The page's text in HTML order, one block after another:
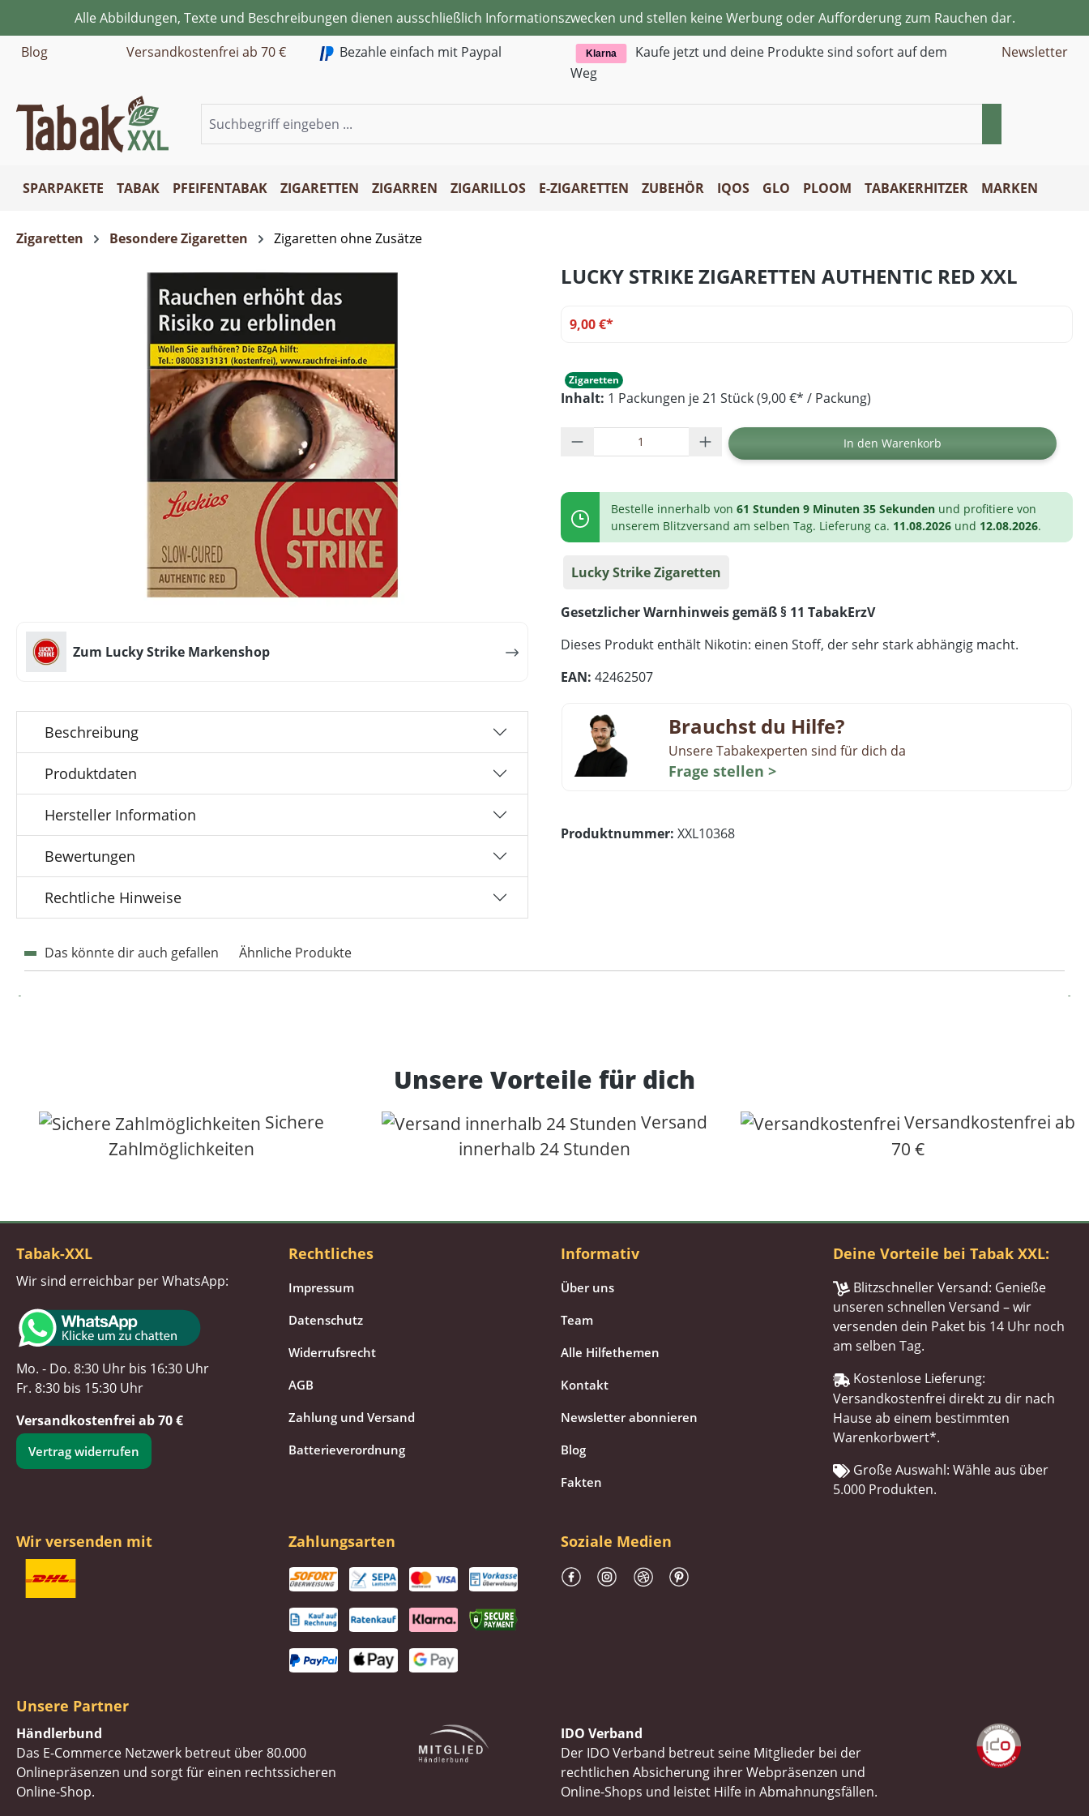
Hauptinhalt springen
Zur Suche springen
Zur Hauptnavigation springen
Alle Abbildungen, Texte und Beschreibungen dienen ausschließlich Informationszwecken und stellen keine Werbung oder Aufforderung zum Rauchen dar.
Blog
Versandkostenfrei ab 70 € Bezahle einfach mit Paypal Klarna
Kaufe jetzt und deine Produkte sind sofort auf dem
Weg
Newsletter
SPARPAKETE TABAK PFEIFENTABAK ZIGARETTEN ZIGARREN ZIGARILLOS E-ZIGARETTEN ZUBEHÖR IQOS GLO PLOOM TABAKERHITZER MARKEN
Zigaretten Besondere Zigaretten Zigaretten ohne Zusätze
Zum Lucky Strike Markenshop
Beschreibung
Produktdaten
Hersteller Information
Bewertungen
Rechtliche Hinweise
LUCKY STRIKE ZIGARETTEN AUTHENTIC RED XXL
9,00 €*
Zigaretten
Inhalt: 1 Packungen je 21 Stück (9,00 €* / Packung)
Produkt Anzahl: Gib den gewünschten Wert ein oder
In den Warenkorb
Bestelle innerhalb von 61 Stunden 9 Minuten 34 Sekunden und profitiere von
unserem Blitzversand am selben Tag. Lieferung ca. 11.08.2026 und 12.08.2026.
Lucky Strike Zigaretten
Gesetzlicher Warnhinweis gemäß § 11 TabakErzV
Dieses Produkt enthält Nikotin: einen Stoff, der sehr stark abhängig macht.
EAN: 42462507
Brauchst du Hilfe?
Unsere Tabakexperten sind für dich da
Frage stellen >
Produktnummer: XXL10368
Das könnte dir auch gefallen Ähnliche Produkte
Unsere Vorteile für dich
Sichere
Zahlmöglichkeiten
Versand
innerhalb 24 Stunden
Versandkostenfrei ab
70 €
Tabak-XXL
Wir sind erreichbar per WhatsApp:
Mo. - Do. 8:30 Uhr bis 16:30 Uhr
Fr. 8:30 bis 15:30 Uhr
Versandkostenfrei ab 70 €
Vertrag widerrufen
Rechtliches
Impressum
Datenschutz
Widerrufsrecht
AGB
Zahlung und Versand
Batterieverordnung
Informativ
Über uns
Team
Alle Hilfethemen
Kontakt
Newsletter abonnieren
Blog
Fakten
Deine Vorteile bei Tabak XXL:
Blitzschneller Versand: Genieße
unseren schnellen Versand – wir
versenden dein Paket bis 14 Uhr noch
am selben Tag.
Kostenlose Lieferung:
Versandkostenfrei direkt zu dir nach
Hause ab einem bestimmten
Warenkorbwert*.
Große Auswahl: Wähle aus über
5.000 Produkten.
Wir versenden mit Zahlungsarten Soziale Medien
Unsere Partner
Händlerbund
Das E-Commerce Netzwerk betreut über 80.000
Onlinepräsenzen und sorgt für einen rechtssicheren
Online-Shop.
IDO Verband
Der IDO Verband betreut seine Mitglieder bei der
rechtlichen Absicherung ihrer Webpräsenzen und
Online-Shops und leistet Hilfe in Abmahnungsfällen.